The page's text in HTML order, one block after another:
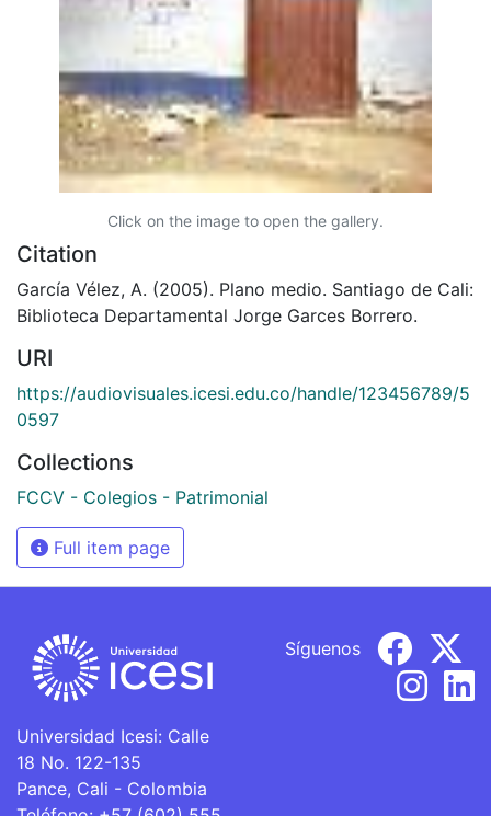
Click on the image to open the gallery.
Citation
García Vélez, A. (2005). Plano medio. Santiago de Cali:
Biblioteca Departamental Jorge Garces Borrero.
URI
https://audiovisuales.icesi.edu.co/handle/123456789/5
0597
Collections
FCCV - Colegios - Patrimonial
Full item page
Universidad Icesi: Calle
18 No. 122-135
Pance, Cali - Colombia
Síguenos